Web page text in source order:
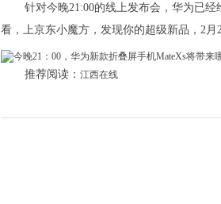
针对今晚21:00的线上发布会，华为已
看，上京东小魔方，发现你的超级新品，2月
推荐阅读： 江西在线